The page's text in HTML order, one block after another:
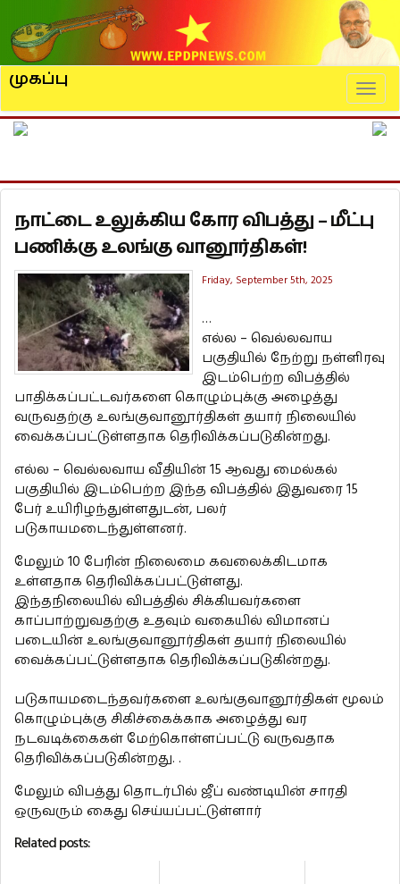
முகப்பு
நாட்டை உலுக்கிய கோர விபத்து – மீட்பு
பணிக்கு உலங்கு வானூர்திகள்!
Friday, September 5th, 2025
…
எல்ல – வெல்லவாய
பகுதியில் நேற்று நள்ளிரவு
இடம்பெற்ற விபத்தில்
பாதிக்கப்பட்டவர்களை கொழும்புக்கு அழைத்து
வருவதற்கு உலங்குவானூர்திகள் தயார் நிலையில்
வைக்கப்பட்டுள்ளதாக தெரிவிக்கப்படுகின்றது.
எல்ல – வெல்லவாய வீதியின் 15 ஆவது மைல்கல்
பகுதியில் இடம்பெற்ற இந்த விபத்தில் இதுவரை 15
பேர் உயிரிழந்துள்ளதுடன், பலர்
படுகாயமடைந்துள்ளனர்.
மேலும் 10 பேரின் நிலைமை கவலைக்கிடமாக
உள்ளதாக தெரிவிக்கப்பட்டுள்ளது.
இந்தநிலையில் விபத்தில் சிக்கியவர்களை
காப்பாற்றுவதற்கு உதவும் வகையில் விமானப்
படையின் உலங்குவானூர்திகள் தயார் நிலையில்
வைக்கப்பட்டுள்ளதாக தெரிவிக்கப்படுகின்றது.
படுகாயமடைந்தவர்களை உலங்குவானூர்திகள் மூலம்
கொழும்புக்கு சிகிச்கைக்காக அழைத்து வர
நடவடிக்கைகள் மேற்கொள்ளப்பட்டு வருவதாக
தெரிவிக்கப்படுகின்றது. .
மேலும் விபத்து தொடர்பில் ஜீப் வண்டியின் சாரதி
ஒருவரும் கைது செய்யப்பட்டுள்ளார்
Related posts: